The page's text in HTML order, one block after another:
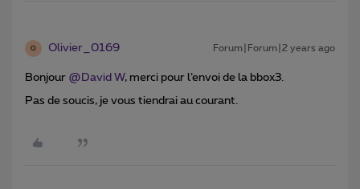
O Olivier_0169 Forum|Forum|2 years ago
Bonjour @David W, merci pour l’envoi de la bbox3.
Pas de soucis, je vous tiendrai au courant.